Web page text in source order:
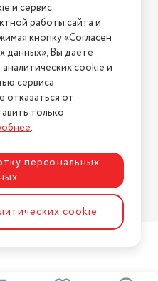
Напишите нам
У нас есть всё!
ASTDESIGN
и сервис
работы сайта и
кнопку «Согласен
данных», Вы даете
cookie и
сервиса
от
только
.
персональных
cookie